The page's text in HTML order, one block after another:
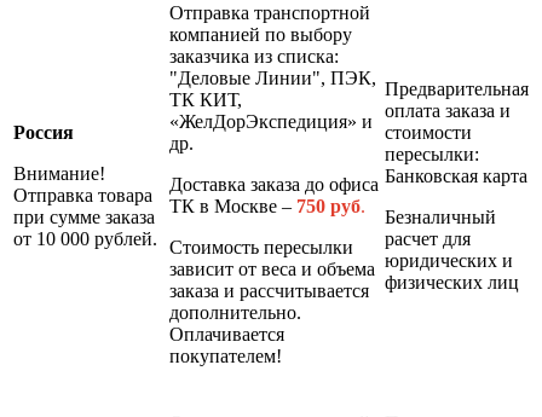
Россия
Внимание!
Отправка товара
при сумме заказа
от 10 000 рублей.
Отправка транспортной
компанией по выбору
заказчика из списка:
"Деловые Линии", ПЭК,
ТК КИТ,
«ЖелДорЭкспедиция» и
др.
Доставка заказа до офиса
ТК в Москве – 750 руб.
Стоимость пересылки
зависит от веса и объема
заказа и рассчитывается
дополнительно.
Оплачивается
покупателем!
Предварительная
оплата заказа и
стоимости
пересылки:
Банковская карта
Безналичный
расчет для
юридических и
физических лиц